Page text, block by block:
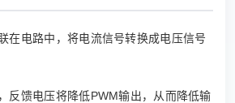
在电路中，将电流信号转换成电压信号
反馈电压将降低PWM输出，从而降低输